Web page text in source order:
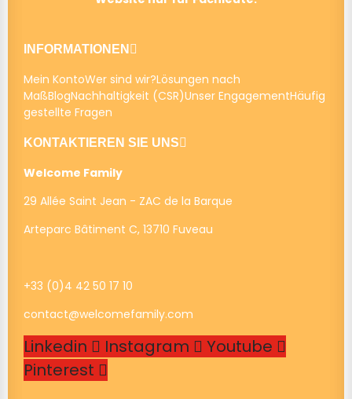
INFORMATIONEN
Mein KontoWer sind wir?Lösungen nach
MaßBlogNachhaltigkeit (CSR)Unser EngagementHäufig
gestellte Fragen
KONTAKTIEREN SIE UNS
Welcome Family
29 Allée Saint Jean - ZAC de la Barque
Arteparc Bâtiment C, 13710 Fuveau
+33 (0)4 42 50 17 10
contact@welcomefamily.com
Linkedin Instagram
Youtube
Pinterest